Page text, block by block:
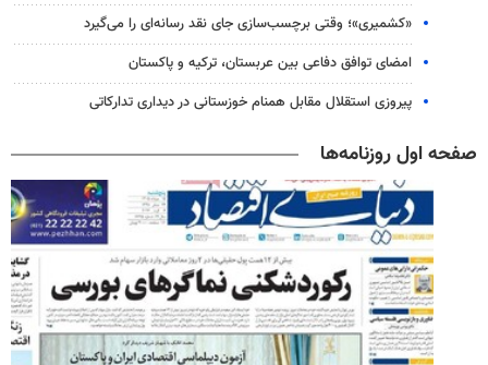
«کشمیری»؛ وقتی برچسب‌سازی جای نقد رسانه‌ای را می‌گیرد
امضای توافق دفاعی بین عربستان، ترکیه و پاکستان
پیروزی استقلال مقابل همنام خوزستانی در دیداری تدارکاتی
صفحه اول روزنامه‌ها